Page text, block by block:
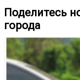
Поделитесь
города